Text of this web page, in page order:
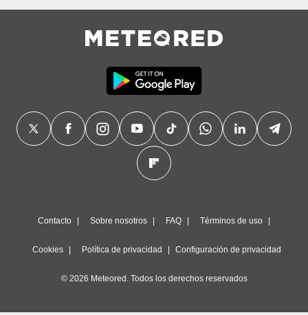
Contacto Sobre nosotros FAQ Términos de uso
Cookies Política de privacidad Configuración de privacidad
© 2026 Meteored. Todos los derechos reservados